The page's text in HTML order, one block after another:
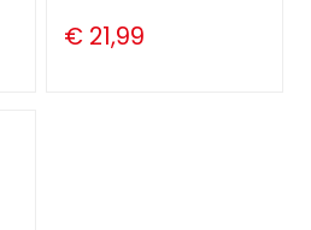
€ 21,99